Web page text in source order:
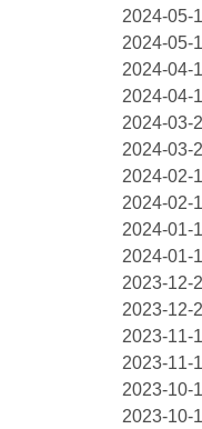
2024-
2024-
2024-
2024-
2024-
2024-
2024-
2024-
2024-
2024-
2023-
2023-
2023-
2023-
2023-
2023-